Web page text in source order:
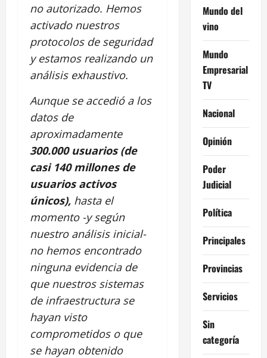
no autorizado. Hemos
activado nuestros
protocolos de seguridad
y estamos realizando un
análisis exhaustivo.
Aunque se accedió a los
datos de
aproximadamente
300.000 usuarios (de
casi 140 millones de
usuarios activos
únicos), hasta el
momento -y según
nuestro análisis inicial-
no hemos encontrado
ninguna evidencia de
que nuestros sistemas
de infraestructura se
hayan visto
comprometidos o que
se hayan obtenido
Mundo del
vino
Mundo
Empresarial
TV
Nacional
Opinión
Poder
Judicial
Política
Principales
Provincias
Servicios
Sin
categoría